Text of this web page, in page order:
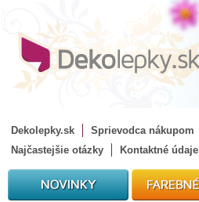
Dekolepky.sk Sprievodca nákupom
Najčastejšie otázky
Kontaktné údaje